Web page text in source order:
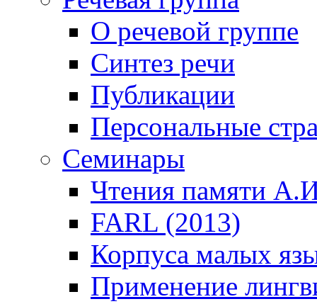
О речевой группе
Синтез речи
Публикации
Персональные
Семинары
Чтения памяти
FARL (2013)
Корпуса малых
Применение